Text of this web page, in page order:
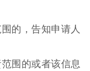
的，告知申请人
范围的或者该信息